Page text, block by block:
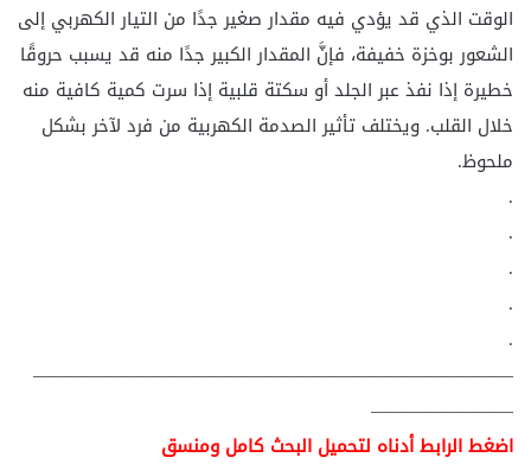
الوقت الذي قد يؤدي فيه مقدار صغير جدًا من التيار الكهربي إلى
الشعور بوخزة خفيفة، فإنَّ المقدار الكبير جدًا منه قد يسبب حروقًا
خطيرة إذا نفذ عبر الجلد أو سكتة قلبية إذا سرت كمية كافية منه
خلال القلب. ويختلف تأثير الصدمة الكهربية من فرد لآخر بشكل
ملحوظ.
.
.
.
.
.
———————————————————————————
————————
اضغط الرابط أدناه لتحميل البحث كامل ومنسق